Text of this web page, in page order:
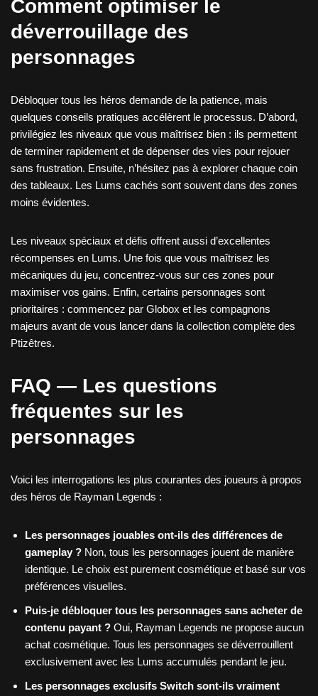
Comment optimiser le
déverrouillage des
personnages
Débloquer tous les héros demande de la patience, mais
quelques conseils pratiques accélèrent le processus. D’abord,
privilégiez les niveaux que vous maîtrisez bien : ils permettent
de terminer rapidement et de dépenser des vies pour rejouer
sans frustration. Ensuite, n’hésitez pas à explorer chaque coin
des tableaux. Les Lums cachés sont souvent dans des zones
moins évidentes.
Les niveaux spéciaux et défis offrent aussi d’excellentes
récompenses en Lums. Une fois que vous maîtrisez les
mécaniques du jeu, concentrez-vous sur ces zones pour
maximiser vos gains. Enfin, certains personnages sont
prioritaires : commencez par Globox et les compagnons
majeurs avant de vous lancer dans la collection complète des
Ptizêtres.
FAQ — Les questions
fréquentes sur les
personnages
Voici les interrogations les plus courantes des joueurs à propos
des héros de Rayman Legends :
Les personnages jouables ont-ils des différences de
gameplay ? Non, tous les personnages jouent de manière
identique. Le choix est purement cosmétique et basé sur vos
préférences visuelles.
Puis-je débloquer tous les personnages sans acheter de
contenu payant ? Oui, Rayman Legends ne propose aucun
achat cosmétique. Tous les personnages se déverrouillent
exclusivement avec les Lums accumulés pendant le jeu.
Les personnages exclusifs Switch sont-ils vraiment